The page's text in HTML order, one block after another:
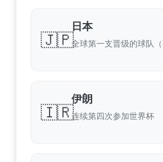
🇯🇵
日本
全球第一支晋级的球队（
🇮🇷
伊朗
连续第四次参加世界杯